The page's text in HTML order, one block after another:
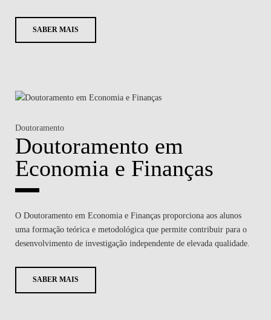
SABER MAIS
Doutoramento
Doutoramento em
Economia e Finanças
O Doutoramento em Economia e Finanças proporciona aos alunos
uma formação teórica e metodológica que permite contribuir para o
desenvolvimento de investigação independente de elevada qualidade.
SABER MAIS